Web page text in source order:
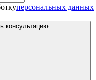
персональных данных
консультацию